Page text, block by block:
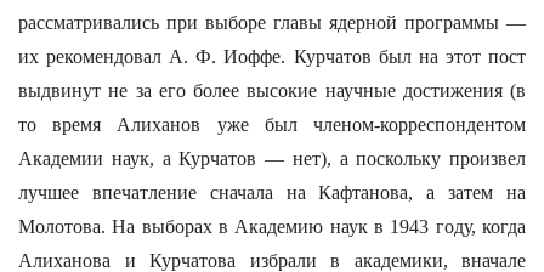
рассматривались при выборе главы ядерной программы —
их рекомендовал А. Ф. Иоффе. Курчатов был на этот пост
выдвинут не за его более высокие научные достижения (в
то время Алиханов уже был членом-корреспондентом
Академии наук, а Курчатов — нет), а поскольку произвел
лучшее впечатление сначала на Кафтанова, а затем на
Молотова. На выборах в Академию наук в 1943 году, когда
Алиханова и Курчатова избрали в академики, вначале